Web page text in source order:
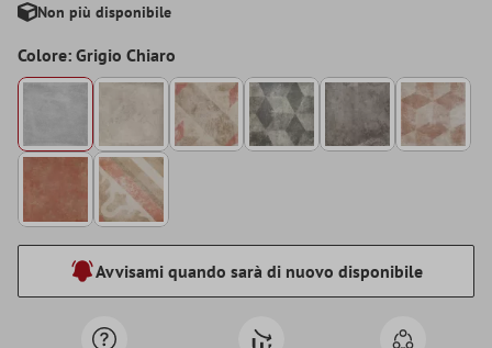
Non più disponibile
Colore: Grigio Chiaro
Avvisami quando sarà di nuovo disponibile